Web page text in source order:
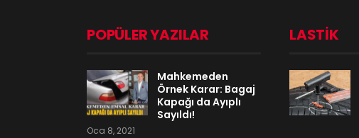
POPÜLER YAZILAR
Mahkemeden
Örnek Karar: Bagaj
Kapağı da Ayıplı
Sayıldı!
Oca 8, 2021
LASTIK